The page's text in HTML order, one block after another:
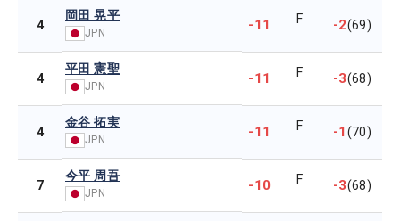
4
岡田 晃平
JPN -11 F -2(69)
4
平田 憲聖
JPN -11 F -3(68)
4
金谷 拓実
JPN -11 F -1(70)
7
今平 周吾
JPN -10 F -3(68)